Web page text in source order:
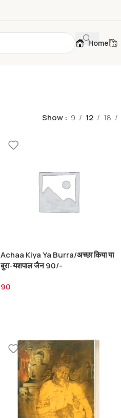
Home
Show 9 12 18
Achaa Kiya Ya Burra/अच्छा किया या
बुरा-यशपाल जैन 90/-
90